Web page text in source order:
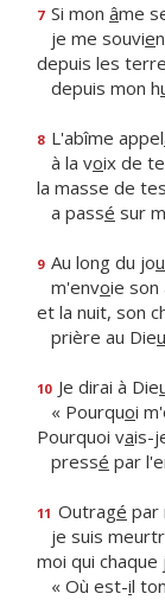
7 Si mon âme
je me souvie
depuis les
depuis mon h
8 L'abîme appel
à la voix de
la masse de
a passé sur
9 Au long du jou
m'envoie son
et la nuit, son
prière au Dieu
10 Je dirai à Die
« Pourquoi
Pourquoi vais-
pressé par
11 Outragé par
je suis meurtr
moi qui chaque
« Où est-il